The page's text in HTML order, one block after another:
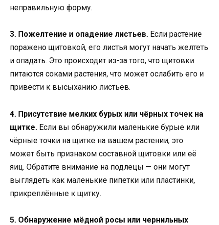
неправильную форму.
3. Пожелтение и опадение листьев. Если растение
поражено щитовкой, его листья могут начать желтеть
и опадать. Это происходит из-за того, что щитовки
питаются соками растения, что может ослабить его и
привести к высыханию листьев.
4. Присутствие мелких бурых или чёрных точек на
щитке. Если вы обнаружили маленькие бурые или
чёрные точки на щитке на вашем растении, это
может быть признаком составной щитовки или её
яиц. Обратите внимание на подлецы — они могут
выглядеть как маленькие пипетки или пластинки,
прикреплённые к щитку.
5. Обнаружение мёдной росы или чернильных